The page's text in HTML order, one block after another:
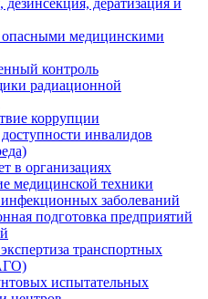
дератизация и
медицинскими
контроль
радиационной
коррупции
инвалидов
в организациях
медицинской техники
заболеваний
подготовка предприятий
транспортных
испытательных